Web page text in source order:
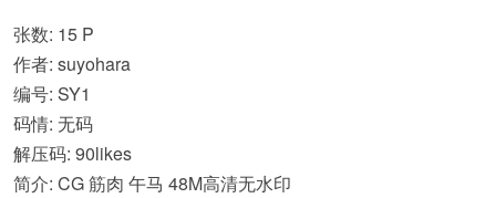
张数: 15 P
作者: suyohara
编号: SY1
码情: 无码
解压码: 90likes
简介: CG 筋肉 午马 48M高清无水印